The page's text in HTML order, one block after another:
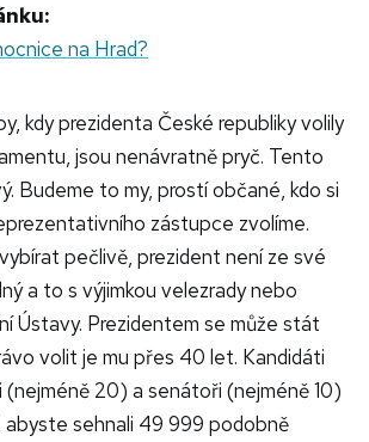
na Hrad?
kdy prezidenta České republiky volily
jsou nenávratně pryč. Tento
Budeme to my, prostí občané, kdo si
zástupce zvolíme.
pečlivě, prezident není ze své
a to s výjimkou velezrady nebo
Ústavy. Prezidentem se může stát
volit je mu přes 40 let. Kandidáti
(nejméně 20) a senátoři (nejméně 10)
abyste sehnali 49 999 podobně